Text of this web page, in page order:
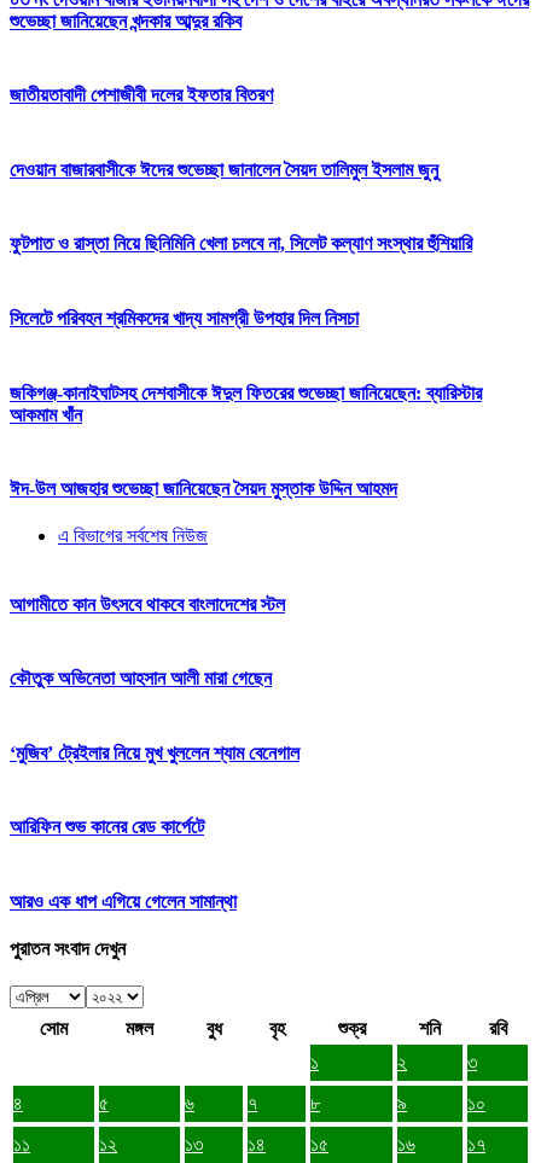
শুভেচ্ছা জানিয়েছেন খন্দকার আব্দুর রকিব
জাতীয়তাবাদী পেশাজীবী দলের ইফতার বিতরণ
দেওয়ান বাজারবাসীকে ঈদের শুভেচ্ছা জানালেন সৈয়দ তালিমুল ইসলাম জুনু
ফুটপাত ও রাস্তা নিয়ে ছিনিমিনি খেলা চলবে না, সিলেট কল্যাণ সংস্থার হুঁশিয়ারি
সিলেটে পরিবহন শ্রমিকদের খাদ্য সামগ্রী উপহার দিল নিসচা
জকিগঞ্জ-কানাইঘাটসহ দেশবাসীকে ঈদুল ফিতরের শুভেচ্ছা জানিয়েছেন: ব্যারিস্টার
আকমাম খাঁন
ঈদ-উল আজহার শুভেচ্ছা জানিয়েছেন সৈয়দ মুস্তাক উদ্দিন আহমদ
এ বিভাগের সর্বশেষ নিউজ
আগামীতে কান উৎসবে থাকবে বাংলাদেশের স্টল
কৌতুক অভিনেতা আহসান আলী মারা গেছেন
‘মুজিব’ ট্রেইলার নিয়ে মুখ খুললেন শ্যাম বেনেগাল
আরিফিন শুভ কানের রেড কার্পেটে
আরও এক ধাপ এগিয়ে গেলেন সামান্থা
পুরাতন সংবাদ দেখুন
সোম মঙ্গল বুধ বৃহ শুক্র শনি
রবি
১
২
৩
৪
৫ ৬ ৭ ৮ ৯
১০
১১
১২ ১৩ ১৪ ১৫ ১৬ ১৭